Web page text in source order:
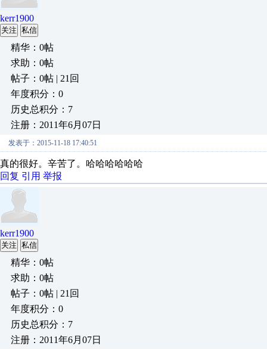
kerr1900
关注 私信
精华：0帖
求助：0帖
帖子：0帖 | 21回
年度积分：0
历史总积分：7
注册：2011年6月07日
发表于：2015-11-18 17:40:51
真的很好。辛苦了。哈哈哈哈哈哈
回复 引用 举报
kerr1900
关注 私信
精华：0帖
求助：0帖
帖子：0帖 | 21回
年度积分：0
历史总积分：7
注册：2011年6月07日